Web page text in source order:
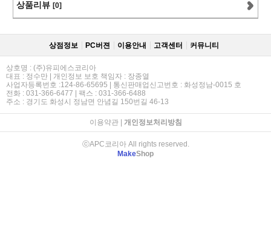
상품리뷰 [0]
상점정보 PC버젼 이용안내 고객센터 커뮤니티
상호명 : (주)유피에스코리아
대표 : 정수만 | 개인정보 보호 책임자 : 장종열
사업자등록번호 :124-86-65695 | 통신판매업신고번호 : 화성정남-0015 호
전화 : 031-366-6477 | 팩스 : 031-366-6488
주소 : 경기도 화성시 정남면 안념길 150번길 46-13
이용약관| 개인정보처리방침
ⓒAPC코리아 All rights reserved.
MakeShop